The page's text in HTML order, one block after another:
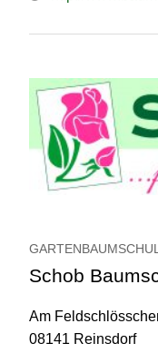
Schob
Am
08141 Reinsdorf